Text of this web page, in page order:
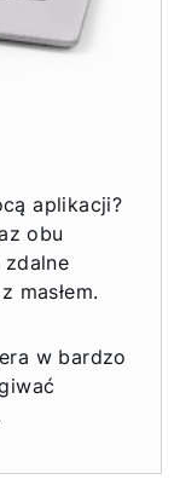
aplikacji?
obu
zdalne
masłem.
w bardzo